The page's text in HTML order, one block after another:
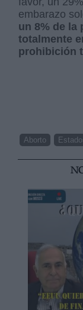
embarazo
un 8% de la
totalmente
prohibición
Aborto